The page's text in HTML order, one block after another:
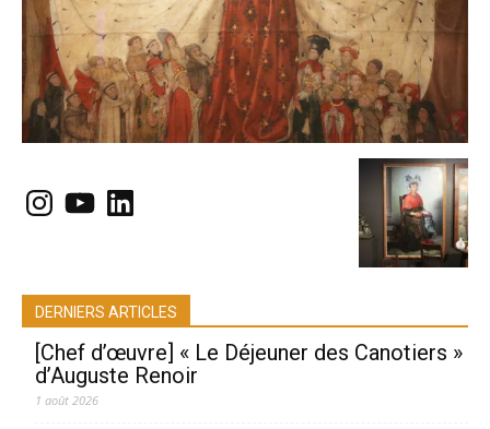
Instagram
YouTubeLinkedIn
DERNIERS ARTICLES
[Chef d’œuvre] « Le Déjeuner des Canotiers »
d’Auguste Renoir
1 août 2026